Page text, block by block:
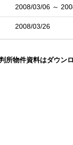
2008/03/06 ～
2008/03/26
所物件資料はダウン